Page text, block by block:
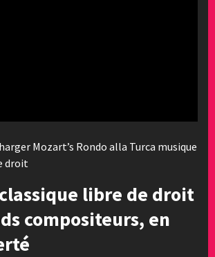
Mozart’s Rondo alla Turca musique
droit
libre de droit
compositeurs, en